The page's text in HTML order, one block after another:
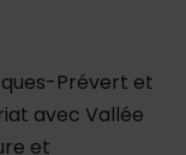
Prévert et
avec Vallée
et